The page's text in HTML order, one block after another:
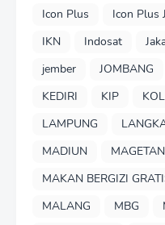
Icon Plus
Icon Plus
IKN
Indosat
jember
JOMBANG
KEDIRI
KIP
LAMPUNG
MADIUN
MAGETAN
MAKAN BERGIZI
MALANG
MBG